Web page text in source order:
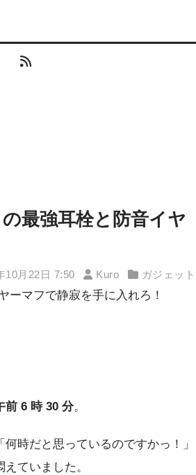
最強耳栓と防音イヤ
10月22日 7:50 Kuro ガジェット
前 6 時 30 分。
時だと思っているのですかっ！」
ていました。